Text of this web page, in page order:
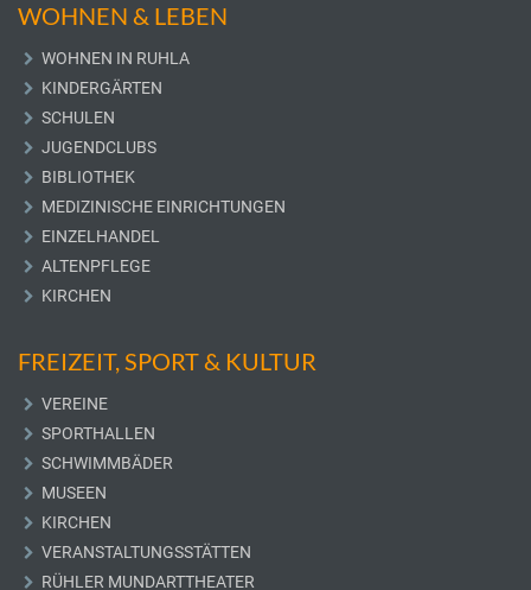
WOHNEN & LEBEN
WOHNEN IN RUHLA
KINDERGÄRTEN
SCHULEN
JUGENDCLUBS
BIBLIOTHEK
MEDIZINISCHE EINRICHTUNGEN
EINZELHANDEL
ALTENPFLEGE
KIRCHEN
FREIZEIT, SPORT & KULTUR
VEREINE
SPORTHALLEN
SCHWIMMBÄDER
MUSEEN
KIRCHEN
VERANSTALTUNGSSTÄTTEN
RÜHLER MUNDARTTHEATER